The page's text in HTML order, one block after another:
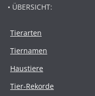
• ÜBERSICHT:
Tierarten
Tiernamen
Haustiere
Tier-Rekorde